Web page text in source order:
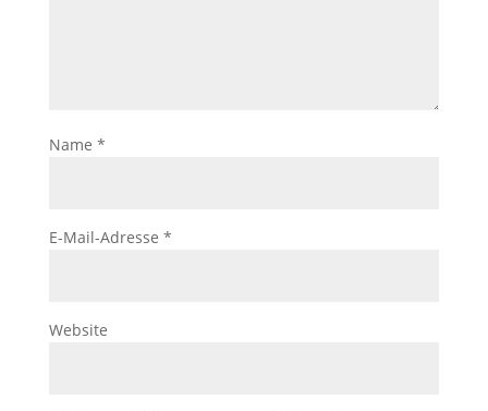
Name *
E-Mail-Adresse *
Website